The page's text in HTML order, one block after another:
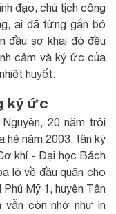
đạo, chủ tịch công
ai đã từng gắn bó
đầu sơ khai đó đều
cảm và ký ức của
huyết.
ký ức
20 năm trôi
hè năm 2003, tân kỹ
khí - Đại học Bách
lô về đầu quân cho
Mỹ 1, huyện Tân
vẫn còn nhớ như in